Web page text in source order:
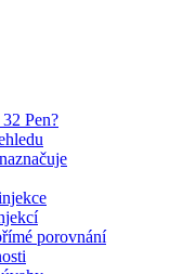
Pen?
porovnání